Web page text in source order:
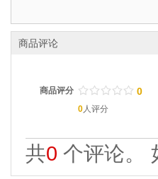
商品评论
商品评分 / / / / /
. . . . . 0
0人评分
共0 个评论。